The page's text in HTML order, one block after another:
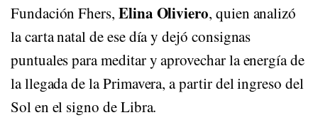
Fundación Fhers, Elina Oliviero, quien analizó
la carta natal de ese día y dejó consignas
puntuales para meditar y aprovechar la energía de
la llegada de la Primavera, a partir del ingreso del
Sol en el signo de Libra.